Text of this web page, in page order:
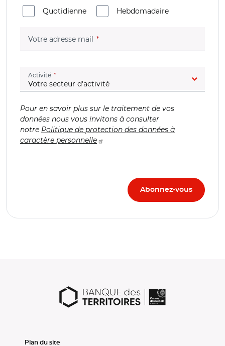
Quotidienne
Hebdomadaire
Votre adresse mail (champ obligatoire)
Activité (champ obligatoire)
Pour en savoir plus sur le traitement de vos
données nous vous invitons à consulter
notre Politique de protection des données à
caractère personnelle
Plan du site